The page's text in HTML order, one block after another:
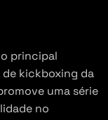
o principal
kickboxing da
uma série
no